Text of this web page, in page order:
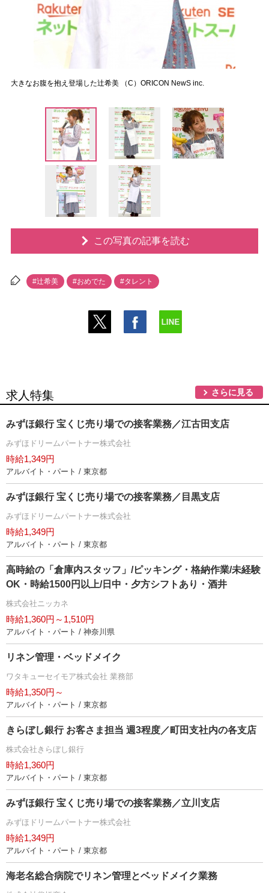
大きなお腹を抱え登場した辻希美 （C）ORICON NewS inc.
この写真の記事を読む
#辻希美 #おめでた #タレント
求人特集 さらに見る
みずほ銀行 宝くじ売り場での接客業務／江古田支店
みずほドリームパートナー株式会社
時給1,349円
アルバイト・パート / 東京都
みずほ銀行 宝くじ売り場での接客業務／目黒支店
みずほドリームパートナー株式会社
時給1,349円
アルバイト・パート / 東京都
高時給の「倉庫内スタッフ」/ピッキング・格納作業/未経験
OK・時給1500円以上/日中・夕方シフトあり・酒井
株式会社ニッカネ
時給1,360円～1,510円
アルバイト・パート / 神奈川県
リネン管理・ベッドメイク
ワタキューセイモア株式会社 業務部
時給1,350円～
アルバイト・パート / 東京都
きらぼし銀行 お客さま担当 週3程度／町田支社内の各支店
株式会社きらぼし銀行
時給1,360円
アルバイト・パート / 東京都
みずほ銀行 宝くじ売り場での接客業務／立川支店
みずほドリームパートナー株式会社
時給1,349円
アルバイト・パート / 東京都
海老名総合病院でリネン管理とベッドメイク業務